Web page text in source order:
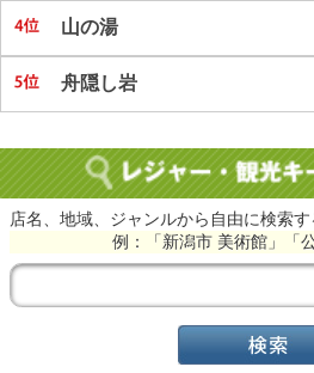
山の湯
舟隠し岩
店名、地域、ジャンルから自由に検索
例：「新潟市 美術館」「